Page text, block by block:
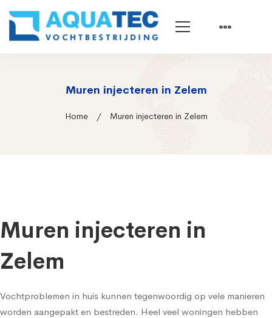
Muren injecteren in Zelem
Home Muren injecteren in Zelem
Muren injecteren in
Zelem
Vochtproblemen in huis kunnen tegenwoordig op vele manieren
worden aangepakt en bestreden. Heel veel woningen hebben